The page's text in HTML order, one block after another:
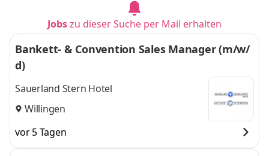
Jobszu dieser Suche per Mail erhalten
Bankett- & Convention Sales Manager (m/w/
d)
Sauerland Stern Hotel
Willingen
vor 5 Tagen